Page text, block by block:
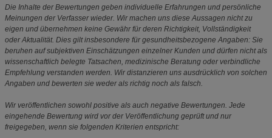
Die Inhalte der Bewertungen geben individuelle Erfahrungen und persönliche
Meinungen der Verfasser wieder. Wir machen uns diese Aussagen nicht zu
eigen und übernehmen keine Gewähr für deren Richtigkeit, Vollständigkeit
oder Aktualität. Dies gilt insbesondere für gesundheitsbezogene Angaben: Sie
beruhen auf subjektiven Einschätzungen einzelner Kunden und dürfen nicht als
wissenschaftlich belegte Tatsachen, medizinische Beratung oder verbindliche
Empfehlung verstanden werden. Wir distanzieren uns ausdrücklich von solchen
Angaben und bewerten sie weder als richtig noch als falsch.
Wir veröffentlichen sowohl positive als auch negative Bewertungen. Jede
eingehende Bewertung wird vor der Veröffentlichung geprüft und nur
freigegeben, wenn sie folgenden Kriterien entspricht: